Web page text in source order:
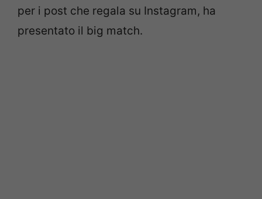
per i post che regala su Instagram, ha
presentato il big match.